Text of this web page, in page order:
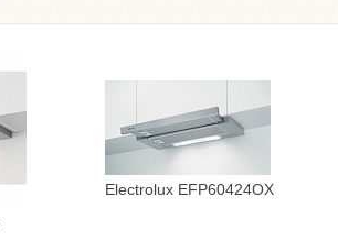
Electrolux EFP60424OX